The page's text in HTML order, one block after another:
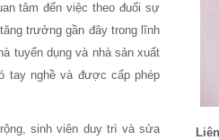
tâm đến việc theo đuổi sự
trưởng gần đây trong lĩnh
tuyển dụng và nhà sản xuất
tay nghề và được cấp phép
sinh viên duy trì và sửa